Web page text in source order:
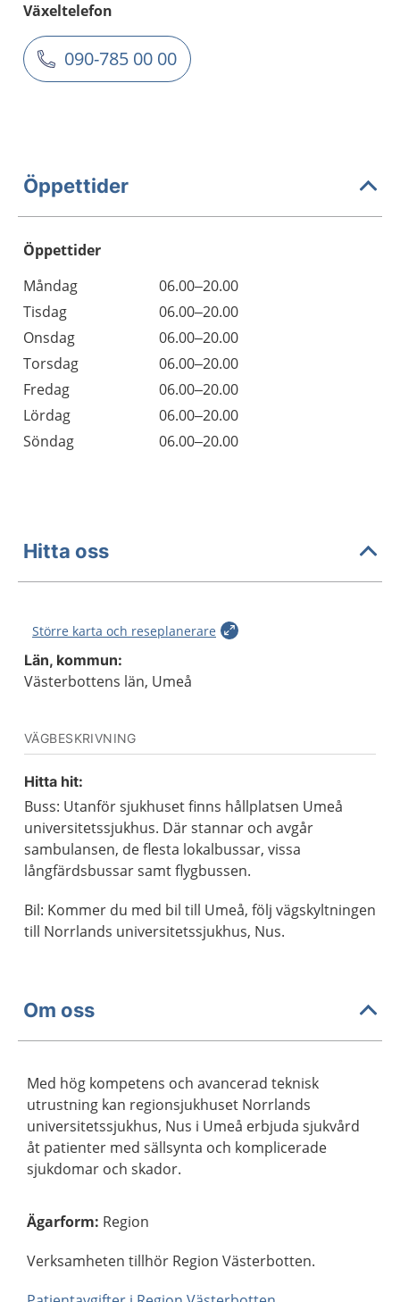
Växeltelefon
090-785 00 00
Öppettider
Öppettider
Dag
Öppettider
Kommentarer
Måndag
06.00–20.00
Tisdag
06.00–20.00
Onsdag
06.00–20.00
Torsdag
06.00–20.00
Fredag
06.00–20.00
Lördag
06.00–20.00
Söndag
06.00–20.00
Hitta oss
Större karta och reseplanerare
Län, kommun:
Västerbottens län, Umeå
VÄGBESKRIVNING
Hitta hit:
Buss: Utanför sjukhuset finns hållplatsen Umeå
universitetssjukhus. Där stannar och avgår
sambulansen, de flesta lokalbussar, vissa
långfärdsbussar samt flygbussen.
Bil: Kommer du med bil till Umeå, följ vägskyltningen
till Norrlands universitetssjukhus, Nus.
Om oss
Med hög kompetens och avancerad teknisk
utrustning kan regionsjukhuset Norrlands
universitetssjukhus, Nus i Umeå erbjuda sjukvård
åt patienter med sällsynta och komplicerade
sjukdomar och skador.
Ägarform: Region
Verksamheten tillhör Region Västerbotten.